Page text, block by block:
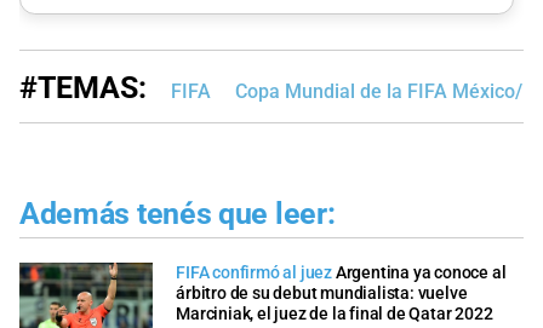
#TEMAS: FIFA Copa Mundial de la FIFA México/
Además tenés que leer:
FIFA confirmó al juezArgentina ya conoce al
árbitro de su debut mundialista: vuelve
Marciniak, el juez de la final de Qatar 2022